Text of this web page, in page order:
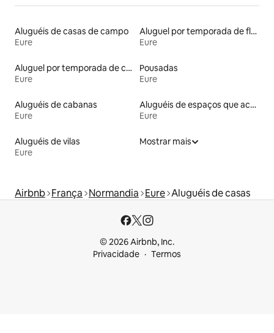
Aluguéis de casas de campo
Eure
Aluguel por temporada de flats
Eure
Aluguel por temporada de castelos
Eure
Pousadas
Eure
Aluguéis de cabanas
Eure
Aluguéis de espaços que aceitam animais de estimação
Eure
Aluguéis de vilas
Eure
Mostrar mais
Airbnb França Normandia Eure Aluguéis de casas
© 2026 Airbnb, Inc.
Privacidade
Termos